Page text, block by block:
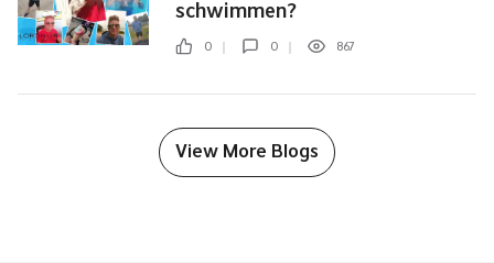
schwimmen?
0 0 867
View More Blogs